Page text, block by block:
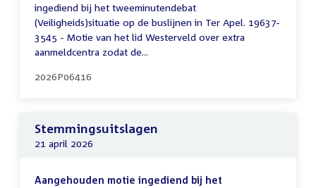
ingediend bij het tweeminutendebat
(Veiligheids)situatie op de buslijnen in Ter Apel. 19637-
3545 - Motie van het lid Westerveld over extra
aanmeldcentra zodat de...
2026P06416
Stemmingsuitslagen
21 april 2026
Aangehouden motie ingediend bij het